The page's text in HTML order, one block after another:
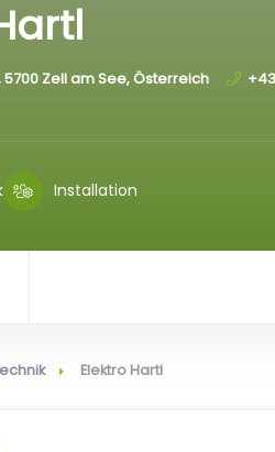
Zell am See, Österreich
Installation
Elektro Hartl